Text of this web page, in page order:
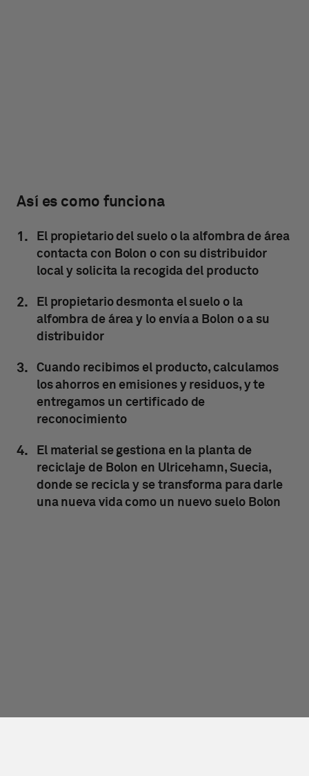
Así es como funciona
El propietario del suelo o la alfombra de área
contacta con Bolon o con su distribuidor
local y solicita la recogida del producto
El propietario desmonta el suelo o la
alfombra de área y lo envía a Bolon o a su
distribuidor
Cuando recibimos el producto, calculamos
los ahorros en emisiones y residuos, y te
entregamos un certificado de
reconocimiento
El material se gestiona en la planta de
reciclaje de Bolon en Ulricehamn, Suecia,
donde se recicla y se transforma para darle
una nueva vida como un nuevo suelo Bolon